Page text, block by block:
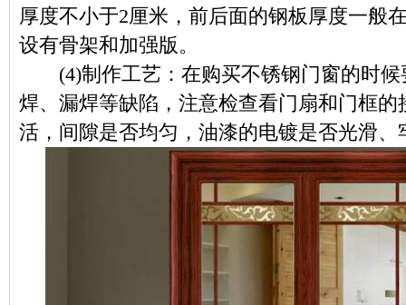
厚度不小于2厘米，前后面的钢板厚度一般
设有骨架和加强版。
(4)制作工艺：在购买不锈钢门窗的时候
焊、漏焊等缺陷，注意检查看门扇和门框
活，间隙是否均匀，油漆的电镀是否光滑、